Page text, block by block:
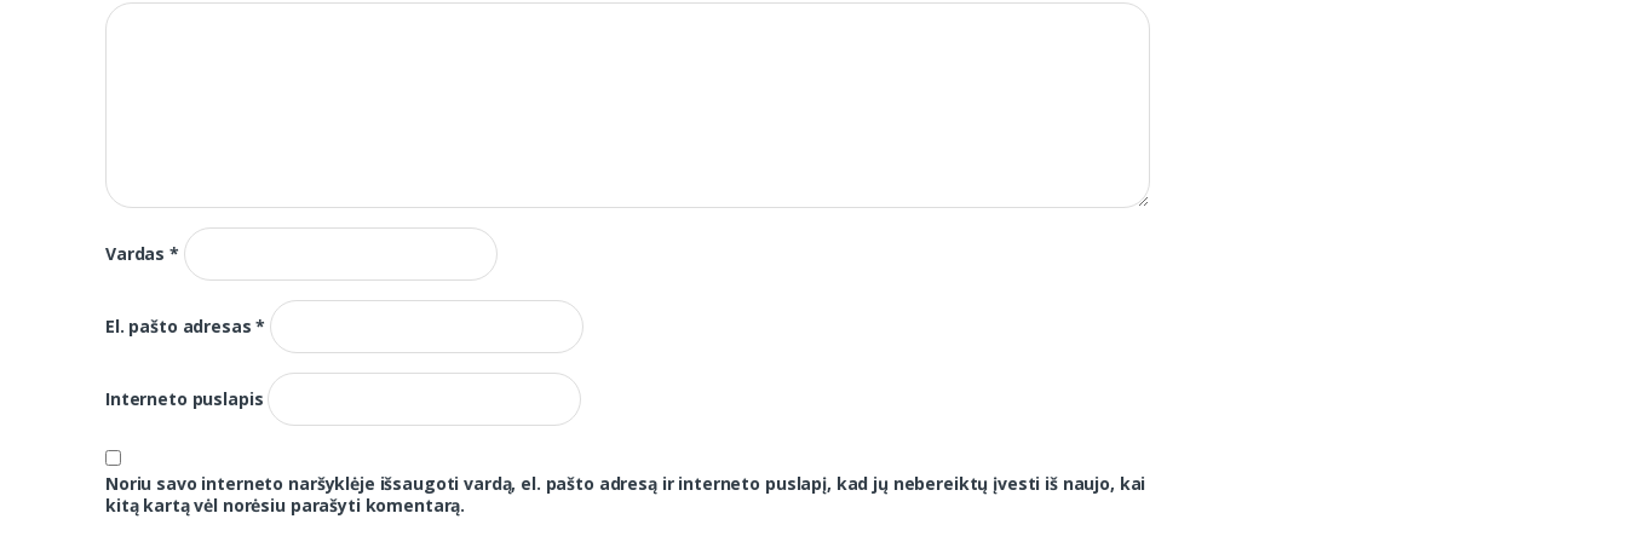
Vardas*
El. pašto adresas*
Interneto puslapis
Noriu savo interneto naršyklėje išsaugoti vardą, el. pašto adresą ir interneto puslapį, kad jų nebereiktų įvesti iš naujo, kai
kitą kartą vėl norėsiu parašyti komentarą.